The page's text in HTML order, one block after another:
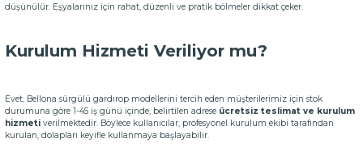
düşünülür. Eşyalarınız için rahat, düzenli ve pratik bölmeler dikkat çeker.
Kurulum Hizmeti Veriliyor mu?
Evet, Bellona sürgülü gardırop modellerini tercih eden müşterilerimiz için stok
durumuna göre 1-45 iş günü içinde, belirtilen adrese ücretsiz teslimat ve kurulum
hizmeti verilmektedir. Böylece kullanıcılar, profesyonel kurulum ekibi tarafından
kurulan, dolapları keyifle kullanmaya başlayabilir.